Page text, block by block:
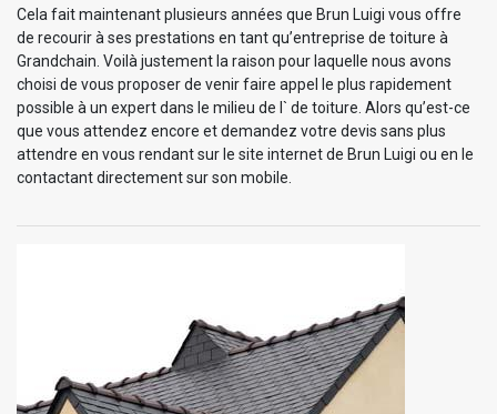
Cela fait maintenant plusieurs années que Brun Luigi vous offre
de recourir à ses prestations en tant qu’entreprise de toiture à
Grandchain. Voilà justement la raison pour laquelle nous avons
choisi de vous proposer de venir faire appel le plus rapidement
possible à un expert dans le milieu de l` de toiture. Alors qu’est-ce
que vous attendez encore et demandez votre devis sans plus
attendre en vous rendant sur le site internet de Brun Luigi ou en le
contactant directement sur son mobile.